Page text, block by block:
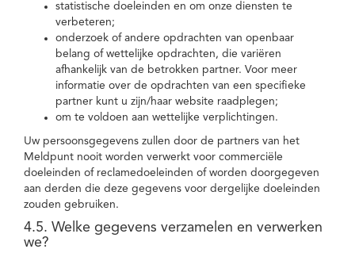
statistische doeleinden en om onze diensten te
verbeteren;
onderzoek of andere opdrachten van openbaar
belang of wettelijke opdrachten, die variëren
afhankelijk van de betrokken partner. Voor meer
informatie over de opdrachten van een specifieke
partner kunt u zijn/haar website raadplegen;
om te voldoen aan wettelijke verplichtingen.
Uw persoonsgegevens zullen door de partners van het
Meldpunt nooit worden verwerkt voor commerciële
doeleinden of reclamedoeleinden of worden doorgegeven
aan derden die deze gegevens voor dergelijke doeleinden
zouden gebruiken.
4.5. Welke gegevens verzamelen en verwerken
we?